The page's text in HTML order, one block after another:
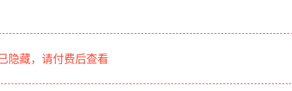
隐藏，请付费后查看